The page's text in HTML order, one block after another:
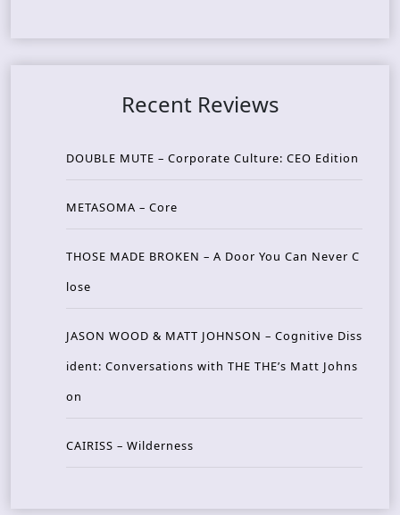
Recent Reviews
DOUBLE MUTE – Corporate Culture: CEO Edition
METASOMA – Core
THOSE MADE BROKEN – A Door You Can Never C
lose
JASON WOOD & MATT JOHNSON – Cognitive Diss
ident: Conversations with THE THE’s Matt Johns
on
CAIRISS – Wilderness